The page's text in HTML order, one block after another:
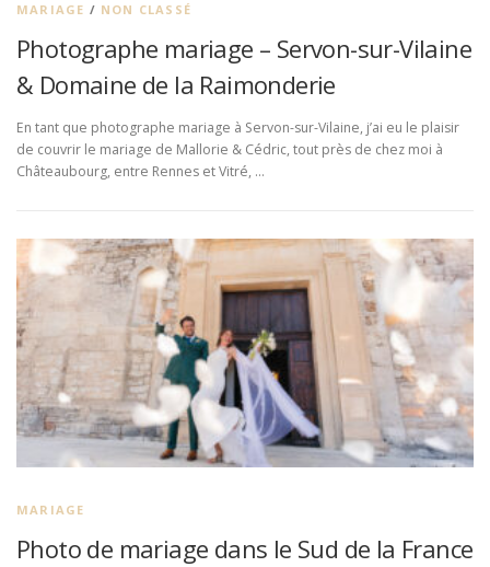
MARIAGE / NON CLASSÉ
Photographe mariage – Servon-sur-Vilaine
& Domaine de la Raimonderie
En tant que photographe mariage à Servon-sur-Vilaine, j’ai eu le plaisir
de couvrir le mariage de Mallorie & Cédric, tout près de chez moi à
Châteaubourg, entre Rennes et Vitré, …
MARIAGE
Photo de mariage dans le Sud de la France